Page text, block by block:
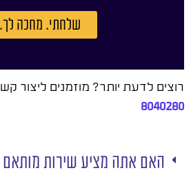
שלחתי. מחכה
רוצים לדעת יותר? מוזמנים ליצור
8040280
האם אתה מציע שירות מותאם